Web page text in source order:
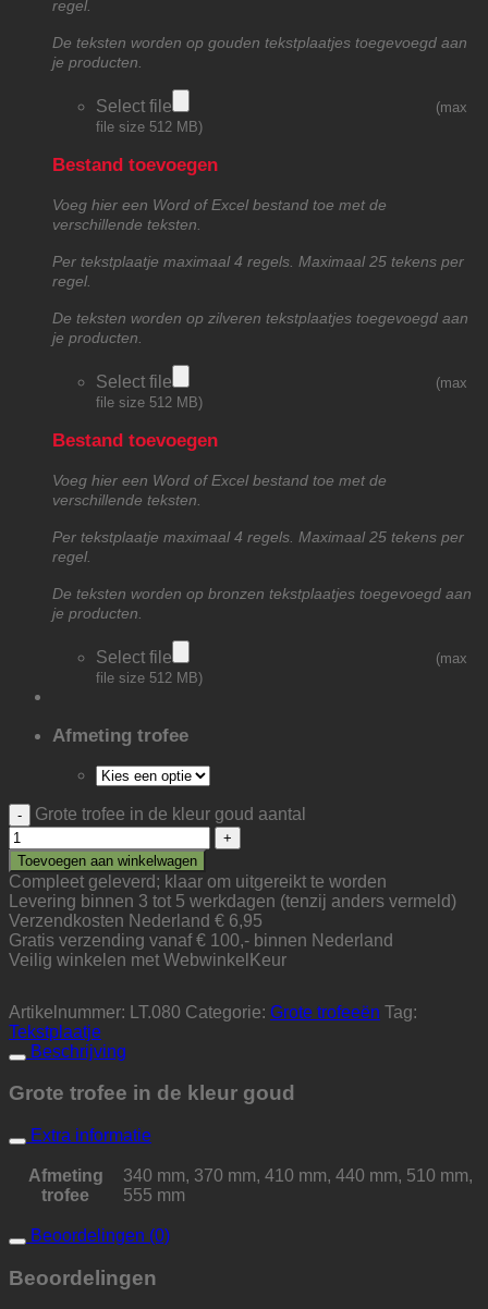
regel.
De teksten worden op gouden tekstplaatjes toegevoegd aan
je producten.
Select file
(max
file size 512 MB)
Bestand toevoegen
Voeg hier een Word of Excel bestand toe met de
verschillende teksten.
Per tekstplaatje maximaal 4 regels. Maximaal 25 tekens per
regel.
De teksten worden op zilveren tekstplaatjes toegevoegd aan
je producten.
Select file
(max
file size 512 MB)
Bestand toevoegen
Voeg hier een Word of Excel bestand toe met de
verschillende teksten.
Per tekstplaatje maximaal 4 regels. Maximaal 25 tekens per
regel.
De teksten worden op bronzen tekstplaatjes toegevoegd aan
je producten.
Select file
(max
file size 512 MB)
Afmeting trofee
Grote trofee in de kleur goud aantal
Toevoegen aan winkelwagen
Compleet geleverd; klaar om uitgereikt te worden
Levering binnen 3 tot 5 werkdagen (tenzij anders vermeld)
Verzendkosten Nederland € 6,95
Gratis verzending vanaf € 100,- binnen Nederland
Veilig winkelen met WebwinkelKeur
Artikelnummer: LT.080 Categorie: Grote trofeeën Tag:
Tekstplaatje
Beschrijving
Grote trofee in de kleur goud
Extra informatie
Afmeting
trofee
340 mm, 370 mm, 410 mm, 440 mm, 510 mm,
555 mm
Beoordelingen (0)
Beoordelingen